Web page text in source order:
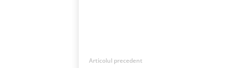
Articolul precedent